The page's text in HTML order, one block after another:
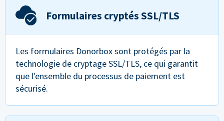
Formulaires cryptés SSL/TLS
Les formulaires Donorbox sont protégés par la
technologie de cryptage SSL/TLS, ce qui garantit
que l'ensemble du processus de paiement est
sécurisé.